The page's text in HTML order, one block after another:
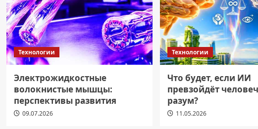
Технологии
Электрожидкостные
волокнистые мышцы:
перспективы развития
09.07.2026
Технологии
Что будет, если ИИ
превзойдёт
разум?
11.05.2026